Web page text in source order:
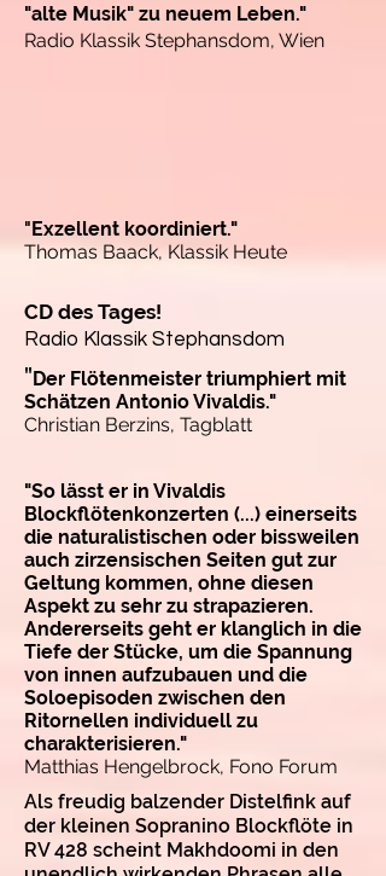
"alte Musik" zu neuem Leben."
Radio Klassik Stephansdom, Wien
"Exzellent koordiniert."
Thomas Baack, Klassik Heute
CD des Tages!
Radio Klassik Stephansdom
"Der Flötenmeister triumphiert mit
Schätzen Antonio Vivaldis."
Christian Berzins, Tagblatt
"So lässt er in Vivaldis
Blockflötenkonzerten (...) einerseits
die naturalistischen oder bissweilen
auch zirzensischen Seiten gut zur
Geltung kommen, ohne diesen
Aspekt zu sehr zu strapazieren.
Andererseits geht er klanglich in die
Tiefe der Stücke, um die Spannung
von innen aufzubauen und die
Soloepisoden zwischen den
Ritornellen individuell zu
charakterisieren."
Matthias Hengelbrock, Fono Forum
Als freudig balzender Distelfink auf
der kleinen Sopranino Blockflöte in
RV 428 scheint Makhdoomi in den